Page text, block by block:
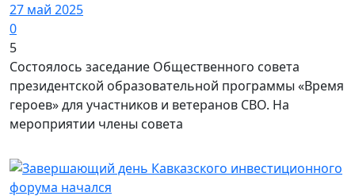
27 май 2025
0
5
Состоялось заседание Общественного совета
президентской образовательной программы «Время
героев» для участников и ветеранов СВО. На
мероприятии члены совета